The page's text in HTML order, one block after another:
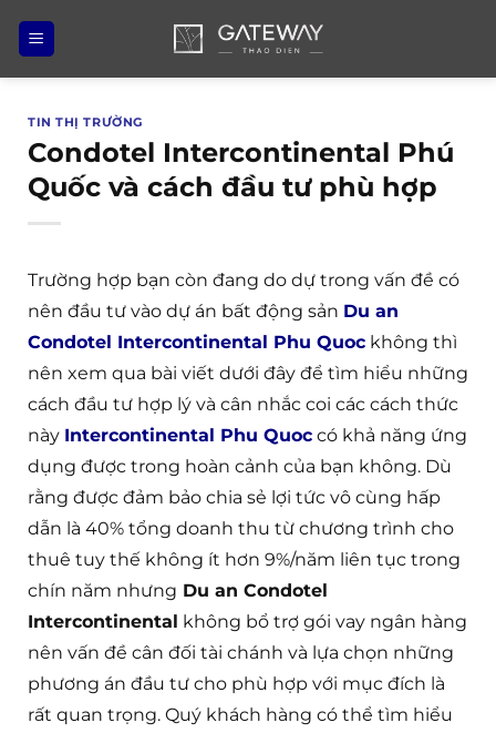
qua
nội
TIN THỊ TRƯỜNG
Condotel Intercontinental Phú
Quốc và cách đầu tư phù hợp
Trường hợp bạn còn đang do dự trong vấn đề có
nên đầu tư vào dự án bất động sản Du an
Condotel Intercontinental Phu Quoc không thì
nên xem qua bài viết dưới đây để tìm hiểu những
cách đầu tư hợp lý và cân nhắc coi các cách thức
này Intercontinental Phu Quoc có khả năng ứng
dụng được trong hoàn cảnh của bạn không. Dù
rằng được đảm bảo chia sẻ lợi tức vô cùng hấp
dẫn là 40% tổng doanh thu từ chương trình cho
thuê tuy thế không ít hơn 9%/năm liên tục trong
chín năm nhưng Du an Condotel
Intercontinental không bổ trợ gói vay ngân hàng
nên vấn đề cân đối tài chánh và lựa chọn những
phương án đầu tư cho phù hợp với mục đích là
rất quan trọng. Quý khách hàng có thể tìm hiểu